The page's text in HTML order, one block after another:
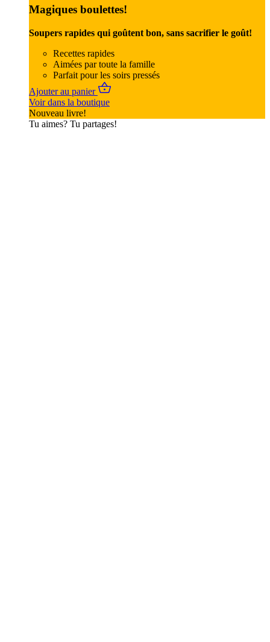
Magiques boulettes!
Soupers rapides qui goûtent bon, sans sacrifier le goût!
Recettes rapides
Aimées par toute la famille
Parfait pour les soirs pressés
Ajouter au panier
Voir dans la boutique
Nouveau livre!
Tu aimes? Tu partages!